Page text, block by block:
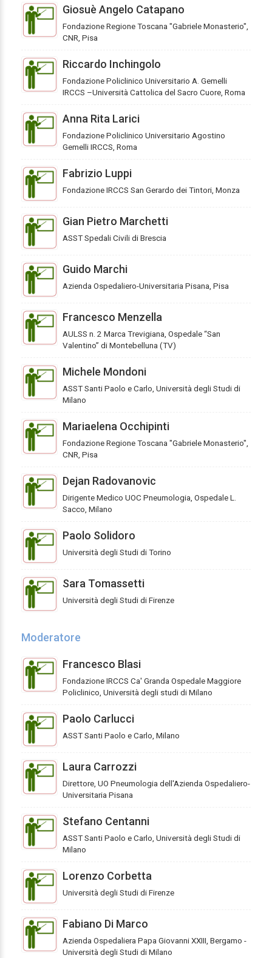
Giosuè Angelo Catapano
Fondazione Regione Toscana "Gabriele Monasterio",
CNR, Pisa
Riccardo Inchingolo
Fondazione Policlinico Universitario A. Gemelli
IRCCS –Università Cattolica del Sacro Cuore, Roma
Anna Rita Larici
Fondazione Policlinico Universitario Agostino
Gemelli IRCCS, Roma
Fabrizio Luppi
Fondazione IRCCS San Gerardo dei Tintori, Monza
Gian Pietro Marchetti
ASST Spedali Civili di Brescia
Guido Marchi
Azienda Ospedaliero-Universitaria Pisana, Pisa
Francesco Menzella
AULSS n. 2 Marca Trevigiana, Ospedale “San
Valentino” di Montebelluna (TV)
Michele Mondoni
ASST Santi Paolo e Carlo, Università degli Studi di
Milano
Mariaelena Occhipinti
Fondazione Regione Toscana "Gabriele Monasterio",
CNR, Pisa
Dejan Radovanovic
Dirigente Medico UOC Pneumologia, Ospedale L.
Sacco, Milano
Paolo Solidoro
Università degli Studi di Torino
Sara Tomassetti
Università degli Studi di Firenze
Moderatore
Francesco Blasi
Fondazione IRCCS Ca' Granda Ospedale Maggiore
Policlinico, Università degli studi di Milano
Paolo Carlucci
ASST Santi Paolo e Carlo, Milano
Laura Carrozzi
Direttore, UO Pneumologia dell'Azienda Ospedaliero-
Universitaria Pisana
Stefano Centanni
ASST Santi Paolo e Carlo, Università degli Studi di
Milano
Lorenzo Corbetta
Università degli Studi di Firenze
Fabiano Di Marco
Azienda Ospedaliera Papa Giovanni XXIII, Bergamo -
Università degli Studi di Milano